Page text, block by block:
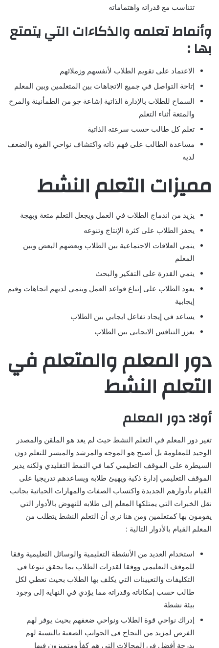
تتناسب مع قدراته واهتماماته
وأنماط تعلمه والذكاءات التي يتمتع
بها :
الاعتماد على تقويم الطلاب لأنفسهم وزملائهم
إتاحة التواصل في جميع الاتجاهات بين المتعلمين وبين المعلم
السماح للطلاب بالإدارة الذاتية إشاعة جو من الطمأنينة والمرح
والمتعة أثناء التعلم
تعلم كل طالب حسب سرعته الذاتية
مساعدة الطالب على فهم ذاته واكتشاف نواحي القوة والضعف
لديه
مميزات التعلم النشط
يزيد من اندماج الطلاب في العمل ويجعل التعلم متعة وبهجة
يحفز الطلاب على كثرة الإنتاج وتنوعه
ينمي العلاقات الاجتماعية بين الطلاب وبعضهم البعض وبين
المعلم
ينمي القدرة على التفكير والبحث
يعود الطلاب على إتباع قواعد العمل وينمي لديهم اتجاهات وقيم
إيجابية
يساعد في إيجاد تفاعل ايجابي بين الطلاب
يعزز التنافس الايجابي بين الطلاب
دور المعلم والمتعلم في
التعلم النشط
أولا: دور المعلم
تغير دور المعلم في التعلم النشط حيث لم يعد هو الملقن والمصدر
الوحيد للمعلومة بل أصبح هو الموجه والمرشد والميسر للتعلم دون
السيطرة على الموقف التعليمي كما في النمط التقليدي ولكنه يدير
الموقف التعليمي إدارة ذكية ويهيئ طلابه ويساعدهم تدريجيا على
القيام بأدوارهم الجديدة واكتساب الصفات والمهارات الحياتية بجانب
نقل الخبرات التي يمتلكها المعلم إلى طلابه للنهوض بالأدوار التي
يقومون بها كمتعلمين ومن هنا نرى أن التعلم النشط يتطلب من
المعلم القيام بالأدوار التالية :
استخدام العديد من الأنشطة التعليمية والوسائل التعليمية وفقا
للموقف التعليمي ووفقا لقدرات الطلاب بما يحقق تنوعا في
التكليفات والتعيينات التي يكلف بها الطلاب بحيث تعطي لكل
طالب حسب إمكاناته وقدراته مما يؤدي في النهاية إلى وجود
بيئة نشطة
إدراك نواحي قوة الطلاب ونواحي ضعفهم بحيث يوفر لهم
الفرص لمزيد من النجاح في الجوانب الصعبة بالنسبة لهم
بدرجة أفضل في المجالات التي هم كفأ ومتميزون فيها